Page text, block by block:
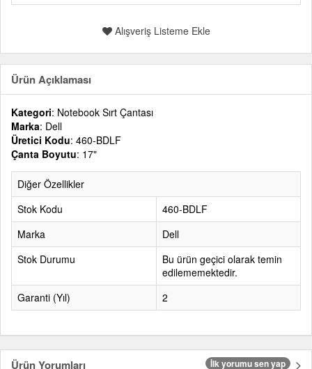
Alışveriş Listeme Ekle
Ürün Açıklaması
Kategori: Notebook Sırt Çantası
Marka: Dell
Üretici Kodu: 460-BDLF
Çanta Boyutu: 17"
Diğer Özellikler
Stok Kodu
460-BDLF
Marka
Dell
Stok Durumu
Bu ürün geçici olarak temin
edilememektedir.
Garanti (Yıl)
2
Ürün Yorumları İlk yorumu sen yap